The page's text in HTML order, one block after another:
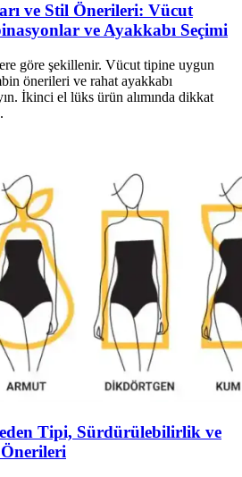
ve Stil Önerileri: Vücut
ve Ayakkabı Seçimi
göre şekillenir. Vücut tipine uygun
önerileri ve rahat ayakkabı
İkinci el lüks ürün alımında dikkat
Tipi, Sürdürülebilirlik ve